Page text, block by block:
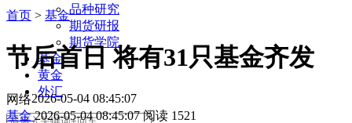
品种研究
期货研报
期货学院
基金
黄金
外汇
首页 > 基金
节后首日 将有31只基金齐发
网络2026-05-04 08:45:07
基金2026-05-04 08:45:07 阅读 1521